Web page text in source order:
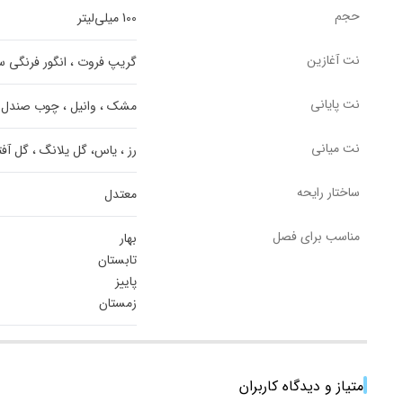
حجم 100 میلی‌لیتر
نت آغازین گریپ فروت ، انگور فرنگی
نت پایانی مشک ، وانیل ، چوب
نت میانی رز ، یاس، گل یلانگ ، گل
ساختار رایحه معتدل
مناسب برای فصل
بهار
تابستان
پاییز
زمستان
امتیاز و دیدگاه کاربران